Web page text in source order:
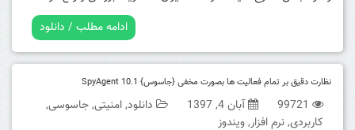
ادامه مطلب / دانلود
نظارت دقیق بر تمام فعالیت ها بصورت مخفی {جاسوس} SpyAgent 10.1
99721 آبان 4, 1397 دانلود,امنیتی,جاسوسی,
کاربردی,نرم افزار,ویندوز